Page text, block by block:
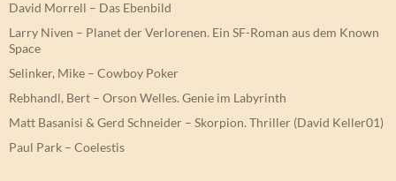
David Morrell – Das Ebenbild
Larry Niven – Planet der Verlorenen. Ein SF-Roman aus dem Known
Space
Selinker, Mike – Cowboy Poker
Rebhandl, Bert – Orson Welles. Genie im Labyrinth
Matt Basanisi & Gerd Schneider – Skorpion. Thriller (David Keller01)
Paul Park – Coelestis